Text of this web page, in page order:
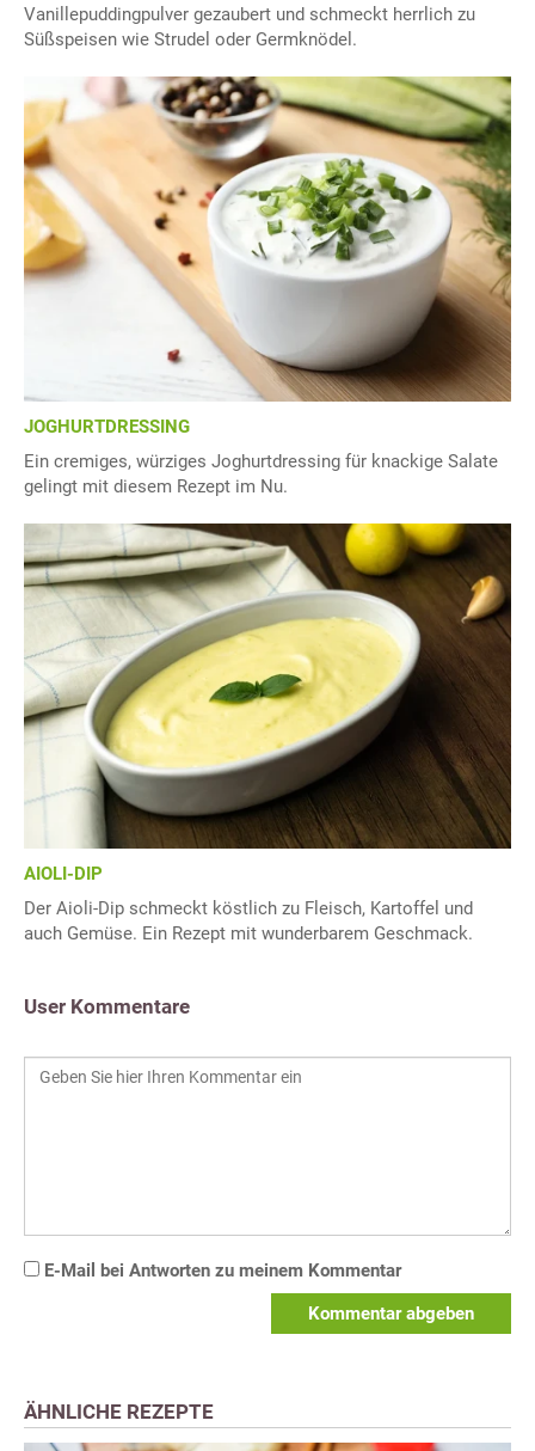
Vanillepuddingpulver gezaubert und schmeckt herrlich zu
Süßspeisen wie Strudel oder Germknödel.
JOGHURTDRESSING
Ein cremiges, würziges Joghurtdressing für knackige Salate
gelingt mit diesem Rezept im Nu.
AIOLI-DIP
Der Aioli-Dip schmeckt köstlich zu Fleisch, Kartoffel und
auch Gemüse. Ein Rezept mit wunderbarem Geschmack.
User Kommentare
E-Mail bei Antworten zu meinem Kommentar
Kommentar abgeben
ÄHNLICHE REZEPTE